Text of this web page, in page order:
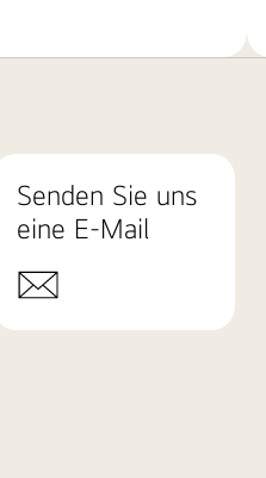
Senden Sie uns
eine E-Mail